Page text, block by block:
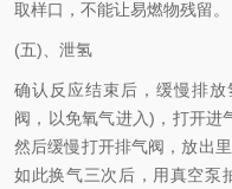
取样口，不能让易燃物残留。
(五)、泄氢
确认反应结束后，缓慢排
阀，以免氧气进入)，打开进
然后缓慢打开排气阀，放出
如此换气三次后，用真空泵